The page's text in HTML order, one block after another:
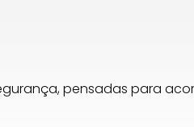
pensadas para